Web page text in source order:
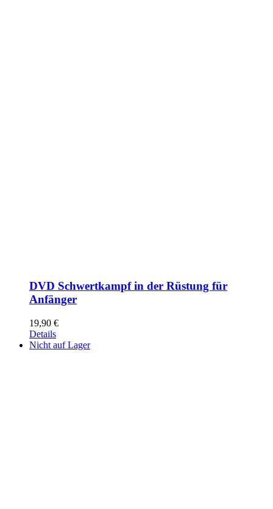
DVD Schwertkampf in der Rüstung für
Anfänger
19,90 €
Details
Nicht auf Lager